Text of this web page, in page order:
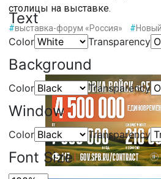
Text
Color Transparency
Background
Color Transparency
Window
Color Transparency
Font Size
столицы на выставке.
#выставка-форум «Россия» #